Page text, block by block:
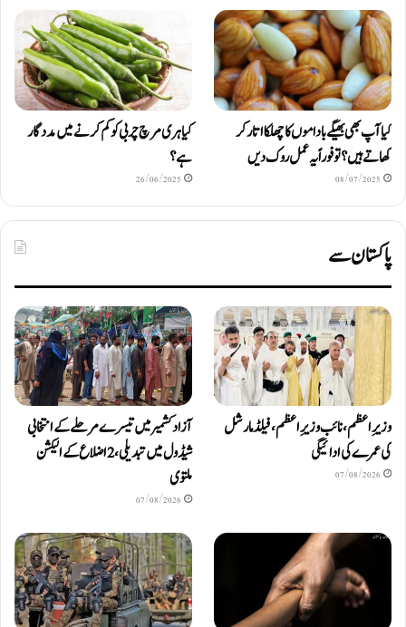
کیا آپ بھی بھیگے باداموں کا چھلکا اتار کر
کھاتے ہیں؟ تو فوراً یہ عمل روک دیں
08/07/2025
کیا ہری مرچ چربی کو کم کرنے میں مددگار
ہے؟
26/06/2025
پاکستان سے
وزیرِاعظم، نائب وزیرِ اعظم، فیلڈ مارشل
کی عمرے کی ادائیگی
07/08/2026
آزادکشمیر میں تیسرے مرحلے کے انتخابی
شیڈول میں تبدیلی، 2 اضلاع کے الیکشن
ملتوی
07/08/2026